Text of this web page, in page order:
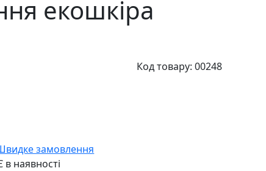
екошкіра
Код товару: 00248
замовлення
в наявності